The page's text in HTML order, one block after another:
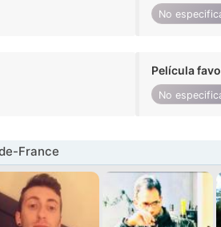
No
Película
No
France